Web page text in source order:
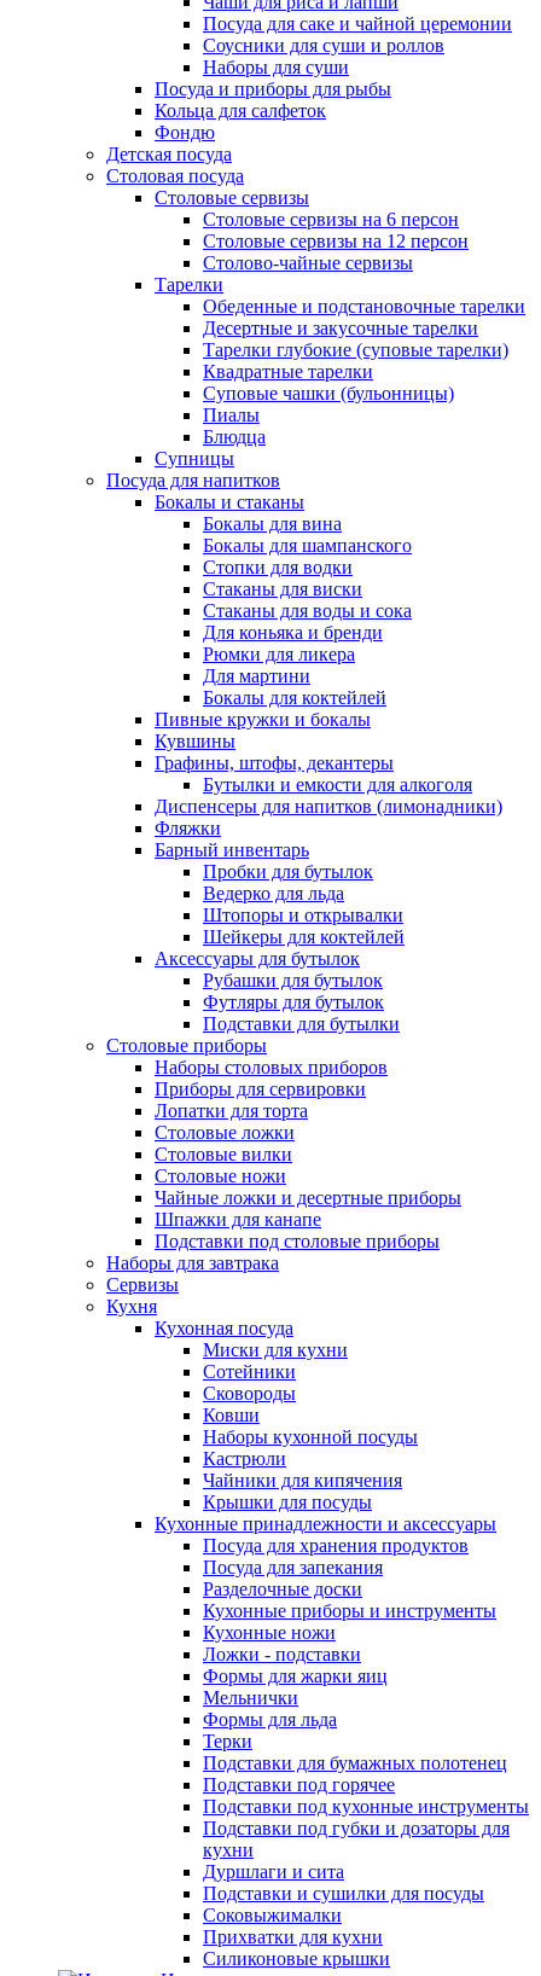
Посуда для саке и чайной церемонии
Соусники для суши и роллов
Наборы для суши
Посуда и приборы для рыбы
Кольца для салфеток
Фондю
Детская посуда
Столовая посуда
Столовые сервизы
Столовые сервизы на 6 персон
Столовые сервизы на 12 персон
Столово-чайные сервизы
Тарелки
Обеденные и подстановочные тарелки
Десертные и закусочные тарелки
Тарелки глубокие (суповые тарелки)
Квадратные тарелки
Суповые чашки (бульонницы)
Пиалы
Блюдца
Супницы
Посуда для напитков
Бокалы и стаканы
Бокалы для вина
Бокалы для шампанского
Стопки для водки
Стаканы для виски
Стаканы для воды и сока
Для коньяка и бренди
Рюмки для ликера
Для мартини
Бокалы для коктейлей
Пивные кружки и бокалы
Кувшины
Графины, штофы, декантеры
Бутылки и емкости для алкоголя
Диспенсеры для напитков (лимонадники)
Фляжки
Барный инвентарь
Пробки для бутылок
Ведерко для льда
Штопоры и открывалки
Шейкеры для коктейлей
Аксессуары для бутылок
Рубашки для бутылок
Футляры для бутылок
Подставки для бутылки
Столовые приборы
Наборы столовых приборов
Приборы для сервировки
Лопатки для торта
Столовые ложки
Столовые вилки
Столовые ножи
Чайные ложки и десертные приборы
Шпажки для канапе
Подставки под столовые приборы
Наборы для завтрака
Сервизы
Кухня
Кухонная посуда
Миски для кухни
Сотейники
Сковороды
Ковши
Наборы кухонной посуды
Кастрюли
Чайники для кипячения
Крышки для посуды
Кухонные принадлежности и аксессуары
Посуда для хранения продуктов
Посуда для запекания
Разделочные доски
Кухонные приборы и инструменты
Кухонные ножи
Ложки - подставки
Формы для жарки яиц
Мельнички
Формы для льда
Терки
Подставки для бумажных полотенец
Подставки под горячее
Подставки под кухонные инструменты
Подставки под губки и дозаторы для
кухни
Дуршлаги и сита
Подставки и сушилки для посуды
Соковыжималки
Прихватки для кухни
Силиконовые крышки